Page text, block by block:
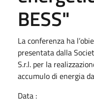
BESS"
La conferenza ha
presentata dalla
S.r.l. per la
accumulo di energia
Data :